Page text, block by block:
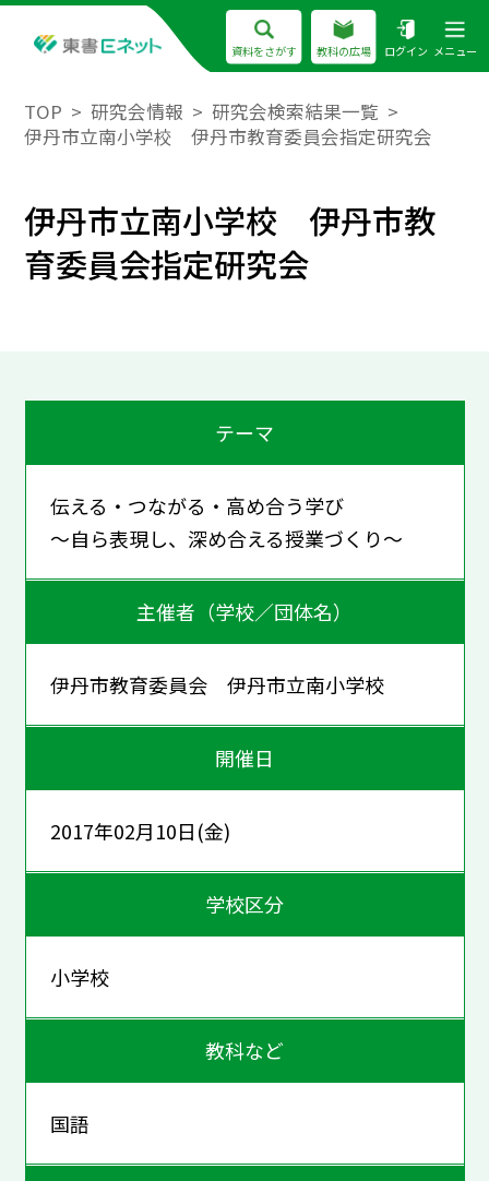
資料をさがす 教科の広場 ログイン メニュー
TOP 研究会情報
研究会検索結果一覧
伊丹市立南小学校 伊丹市教育委員会指定研究会
伊丹市立南小学校 伊丹市教
育委員会指定研究会
テーマ
伝える・つながる・高め合う学び
～自ら表現し、深め合える授業づくり～
主催者（学校／団体名）
伊丹市教育委員会 伊丹市立南小学校
開催日
2017年02月10日(金)
学校区分
小学校
教科など
国語